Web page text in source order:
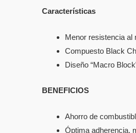
Características
Menor resistencia al
Compuesto Black
Diseño “Macro
BENEFICIOS
Ahorro de
Óptima adherencia,